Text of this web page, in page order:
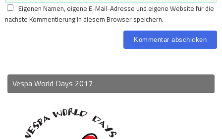
Eigenen Namen, eigene E-Mail-Adresse und eigene Website für die
nächste Kommentierung in diesem Browser speichern.
Vespa World Days 2017